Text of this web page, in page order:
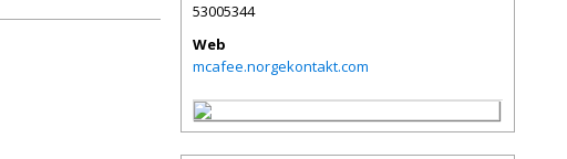
53005344
Web
mcafee.norgekontakt.com